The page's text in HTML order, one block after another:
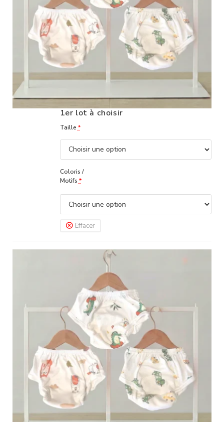
1er lot à choisir
Taille *
Coloris /
Motifs *
Effacer